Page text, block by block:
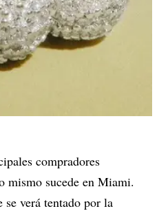
compradores
mismo sucede en Miami.
se verá tentado por la